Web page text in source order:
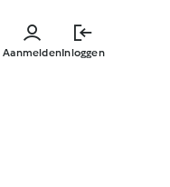
AanmeldenInloggen